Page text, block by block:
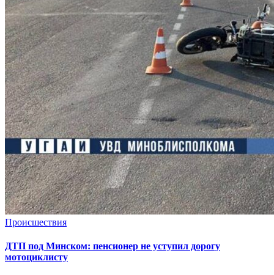
Происшествия
ДТП под Минском: пенсионер не уступил дорогу
мотоциклисту